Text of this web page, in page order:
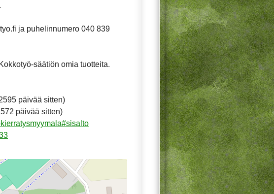
ja puhelinnumero 040 839
säätiön omia tuotteita.
päivää sitten)
päivää sitten)